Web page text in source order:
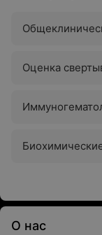
Оценка
О нас